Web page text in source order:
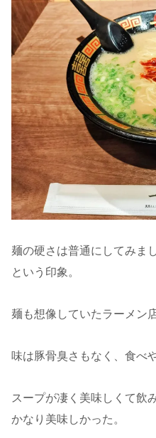
麺の硬さは普通にしてみま
という印象。
麺も想像していたラーメン
味は豚骨臭さもなく、食べ
スープが凄く美味しくて飲
かなり美味しかった。